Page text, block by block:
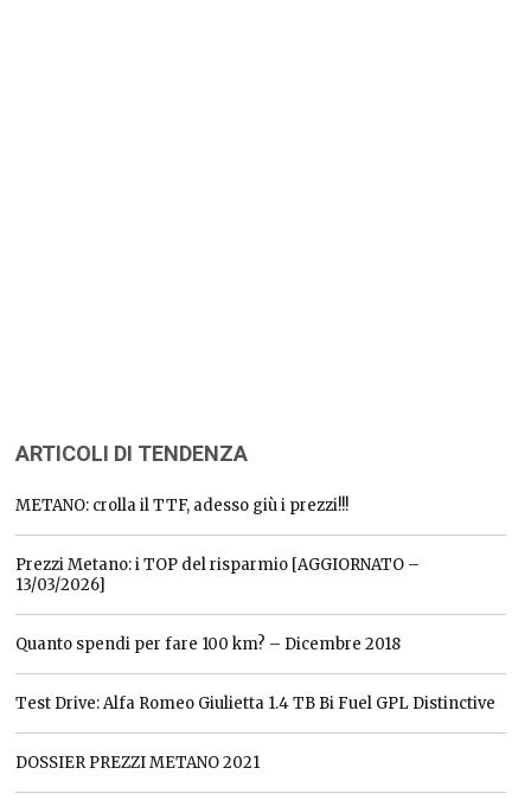
ARTICOLI DI TENDENZA
METANO: crolla il TTF, adesso giù i prezzi!!!
Prezzi Metano: i TOP del risparmio [AGGIORNATO –
13/03/2026]
Quanto spendi per fare 100 km? – Dicembre 2018
Test Drive: Alfa Romeo Giulietta 1.4 TB Bi Fuel GPL Distinctive
DOSSIER PREZZI METANO 2021